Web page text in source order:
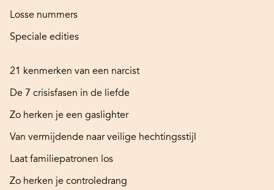
Losse nummers
Speciale edities
21 kenmerken van een narcist
De 7 crisisfasen in de liefde
Zo herken je een gaslighter
Van vermijdende naar veilige hechtingsstijl
Laat familiepatronen los
Zo herken je controledrang